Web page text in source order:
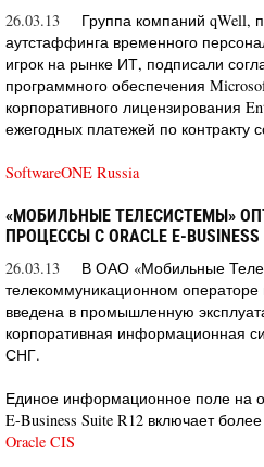
26.03.13
Группа компаний qWell,
аутстаффинга временного
игрок на рынке ИТ, подписали
программного обеспечения
корпоративного лицензирования
ежегодных платежей по контракту
SoftwareONE Russia
«МОБИЛЬНЫЕ ТЕЛЕСИСТЕМЫ»
ПРОЦЕССЫ С ORACLE E-BUSINESS
26.03.13
В ОАО «Мобильные
телекоммуникационном
введена в промышленную
корпоративная информационная
СНГ.
Единое информационное поле на
E-Business Suite R12 включает
Oracle CIS